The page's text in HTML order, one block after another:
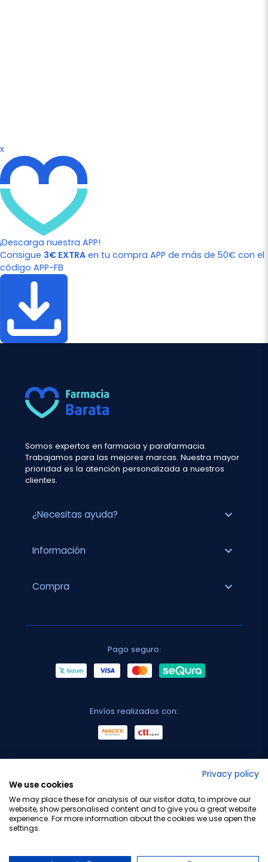
x
¡Descarga nuestra APP!
Consigue 3€ EXTRA en tu compra APP de más de 50€ con el
código APP-FB
Somos expertos en farmacia y parafarmacia.
Trabajamos para las mejores marcas. Nuestra mayor
prioridad es la atención personalizada a nuestros
clientes.
¿Necesitas ayuda? expand_more
Información expand_more
Compra expand_more
Pago seguro:
Envíos realizados con:
Privacy policy
We use cookies
We may place these for analysis of our visitor data, to improve our
website, show personalised content and to give you a great website
experience. For more information about the cookies we use open the
settings.